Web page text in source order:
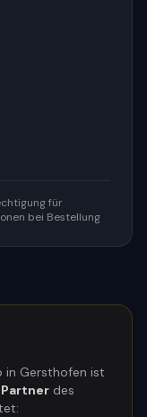
für
bei Bestellung
in Gersthofen ist
des